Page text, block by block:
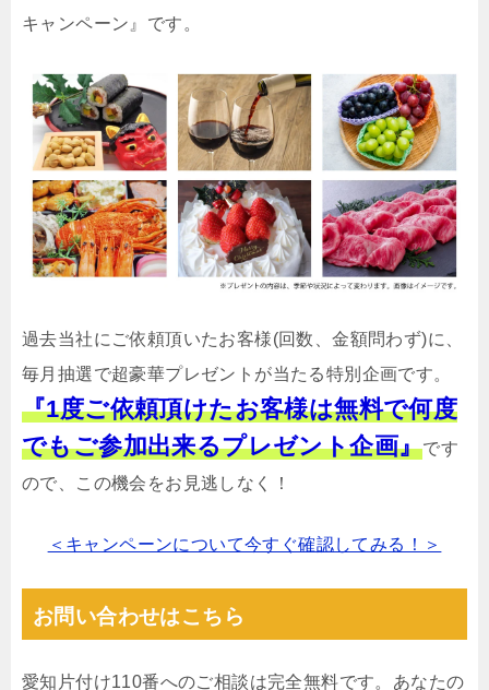
キャンペーン』です。
過去当社にご依頼頂いたお客様(回数、金額問わず)に、
毎月抽選で超豪華プレゼントが当たる特別企画です。
『1度ご依頼頂けたお客様は無料で何度
でもご参加出来るプレゼント企画』です
ので、この機会をお見逃しなく！
＜キャンペーンについて今すぐ確認してみる！＞
お問い合わせはこちら
愛知片付け110番へのご相談は完全無料です。あなたの